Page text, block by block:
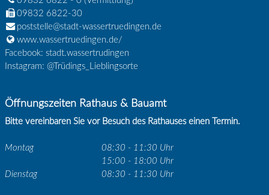
09832 6822-30
poststelle@stadt-wassertruedingen.de
www.wassertruedingen.de/
Facebook: stadt.wassertrudingen
Instagram: @Trüdings_Lieblingsorte
Öffnungszeiten Rathaus & Bauamt
Bitte vereinbaren Sie vor Besuch des Rathauses einen Termin.
Montag
08:30 - 11:30 Uhr
15:00 - 18:00 Uhr
Dienstag
08:30 - 11:30 Uhr